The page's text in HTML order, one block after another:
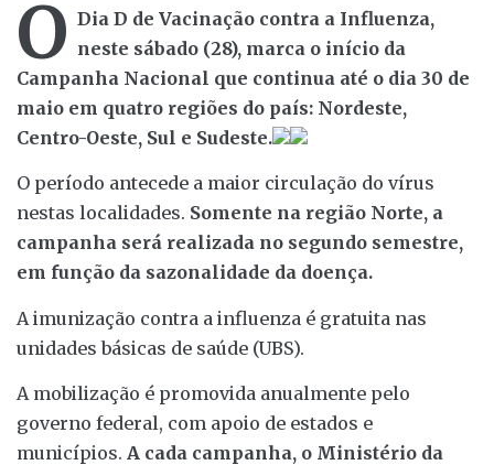
O Dia D de Vacinação contra a Influenza,
neste sábado (28), marca o início da
Campanha Nacional que continua até o dia 30 de
maio em quatro regiões do país: Nordeste,
Centro-Oeste, Sul e Sudeste.
O período antecede a maior circulação do vírus
nestas localidades. Somente na região Norte, a
campanha será realizada no segundo semestre,
em função da sazonalidade da doença.
A imunização contra a influenza é gratuita nas
unidades básicas de saúde (UBS).
A mobilização é promovida anualmente pelo
governo federal, com apoio de estados e
municípios. A cada campanha, o Ministério da